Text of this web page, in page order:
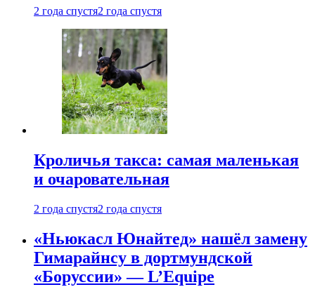
2 года спустя2 года спустя
Кроличья такса: самая маленькая
и очаровательная
2 года спустя2 года спустя
«Ньюкасл Юнайтед» нашёл замену
Гимарайнсу в дортмундской
«Боруссии» — L’Equipe